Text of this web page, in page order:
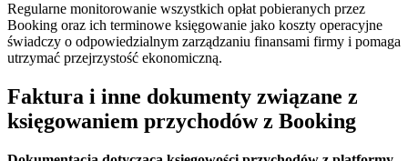
Regularne monitorowanie wszystkich opłat pobieranych przez
Booking oraz ich terminowe księgowanie jako koszty operacyjne
świadczy o odpowiedzialnym zarządzaniu finansami firmy i pomaga
utrzymać przejrzystość ekonomiczną.
Faktura i inne dokumenty związane z
księgowaniem przychodów z Booking